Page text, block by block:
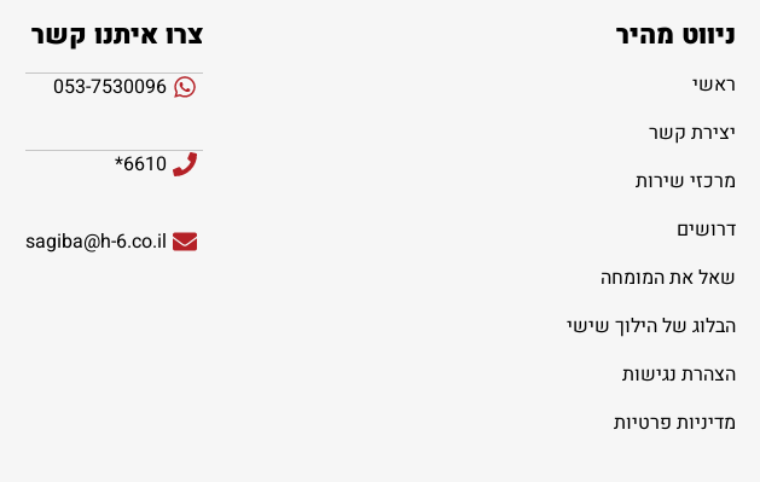
ניווט מהיר
ראשי
יצירת קשר
מרכזי שירות
דרושים
שאל את המומחה
הבלוג של הילוך שישי
הצהרת נגישות
מדיניות פרטיות
צרו איתנו קשר
053-7530096
6610*
sagiba@h-6.co.il